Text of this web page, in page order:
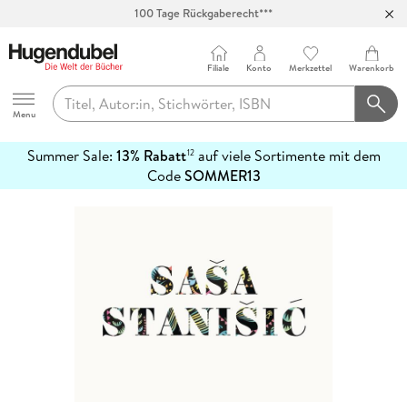
Hugendubel
Menu
Filiale Konto Merkzettel Warenkorb
Summer Sale: 13% Rabatt12auf viele Sortimente mit dem
CodeSOMMER13
erfahren